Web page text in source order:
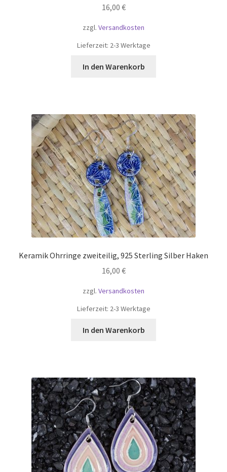
16,00 €
zzgl. Versandkosten
Lieferzeit: 2-3 Werktage
In den Warenkorb
Keramik Ohrringe zweiteilig, 925 Sterling Silber Haken
16,00 €
zzgl. Versandkosten
Lieferzeit: 2-3 Werktage
In den Warenkorb